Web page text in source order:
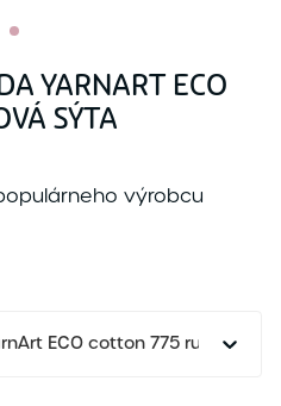
YARNART ECO
SÝTA
výrobcu
je kombinácia
ECO cotton 775 ružová